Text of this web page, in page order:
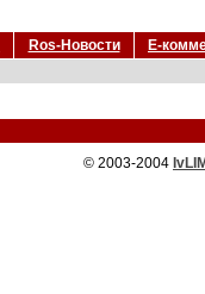
Ros-Новости
Е-
© 2003-2004